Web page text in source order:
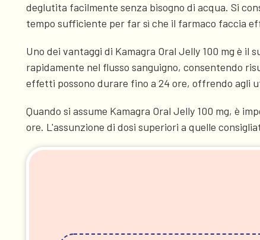
deglutita facilmente senza bisogno di acqua. Si
tempo sufficiente per far sì che il farmaco faccia
Uno dei vantaggi di Kamagra Oral Jelly 100 mg è
rapidamente nel flusso sanguigno, consentendo
effetti possono durare fino a 24 ore, offrendo agli
Quando si assume Kamagra Oral Jelly 100 mg, è
ore. L'assunzione di dosi superiori a quelle